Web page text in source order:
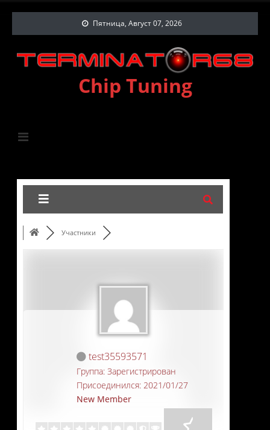
Пятница, Август 07, 2026
Chip Tuning
Участники
test35593571
Группа: Зарегистрирован
Присоединился: 2021/01/27
New Member